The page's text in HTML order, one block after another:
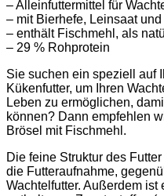
– Alleinfuttermittel für
– mit Bierhefe, Leinsaat
– enthält Fischmehl, als
– 29 % Rohprotein
Sie suchen ein speziell auf
Kükenfutter, um Ihren
Leben zu ermöglichen,
können? Dann empfehlen
Brösel mit Fischmehl.
Die feine Struktur des
die Futteraufnahme,
Wachtelfutter. Außerdem